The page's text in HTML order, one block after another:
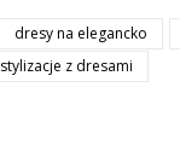
dresy na elegancko
stylizacje z dresami